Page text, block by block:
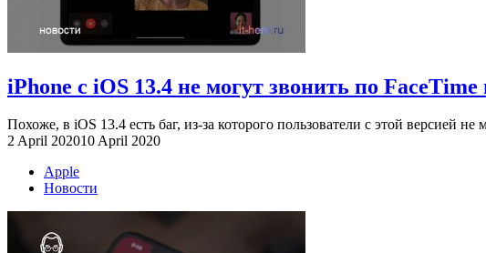
iPhone с iOS 13.4 не могут звонить по
Похоже, в iOS 13.4 есть баг, из-за которого пользователи с этой версией не
2 April 202010 April 2020
Apple
Новости